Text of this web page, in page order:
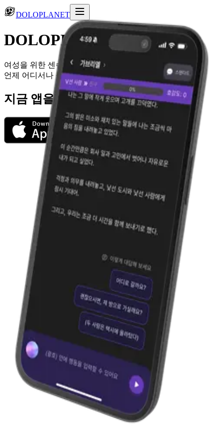
DOLOPLANET
DOLOPLANET
여성을 위한 센슈얼한 AI 보이프렌드, DOLO.
언제 어디서나 돌로를 만날 수 있도록.
지금 앱을 다운로드하세요